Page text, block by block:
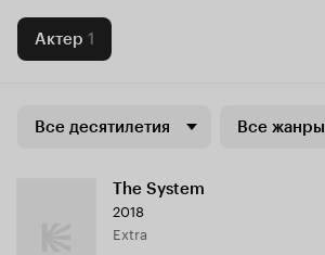
Актер 1
Все десятилетия Все жанры
The System
2018
Extra